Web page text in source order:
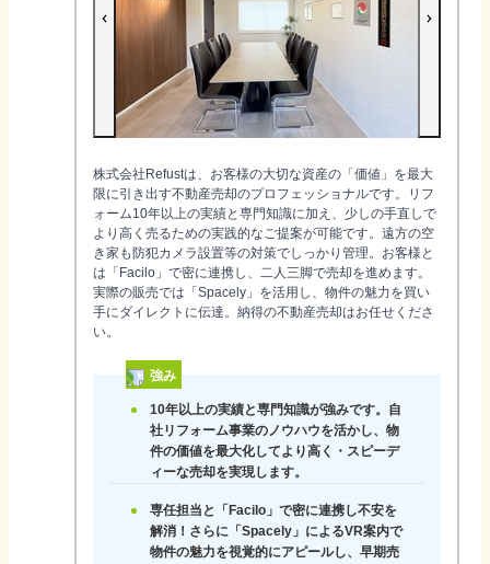
株式会社Refustは、お客様の大切な資産の「価値」を最大
限に引き出す不動産売却のプロフェッショナルです。リフ
ォーム10年以上の実績と専門知識に加え、少しの手直しで
より高く売るための実践的なご提案が可能です。遠方の空
き家も防犯カメラ設置等の対策でしっかり管理。お客様と
は「Facilo」で密に連携し、二人三脚で売却を進めます。
実際の販売では「Spacely」を活用し、物件の魅力を買い
手にダイレクトに伝達。納得の不動産売却はお任せくださ
い。
強み
10年以上の実績と専門知識が強みです。自
社リフォーム事業のノウハウを活かし、物
件の価値を最大化してより高く・スピーデ
ィーな売却を実現します。
専任担当と「Facilo」で密に連携し不安を
解消！さらに「Spacely」によるVR案内で
物件の魅力を視覚的にアピールし、早期売